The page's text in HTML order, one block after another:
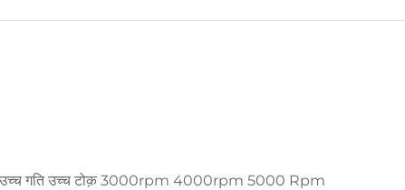
गति उच्च टोक़ 3000rpm 4000rpm 5000 Rpm